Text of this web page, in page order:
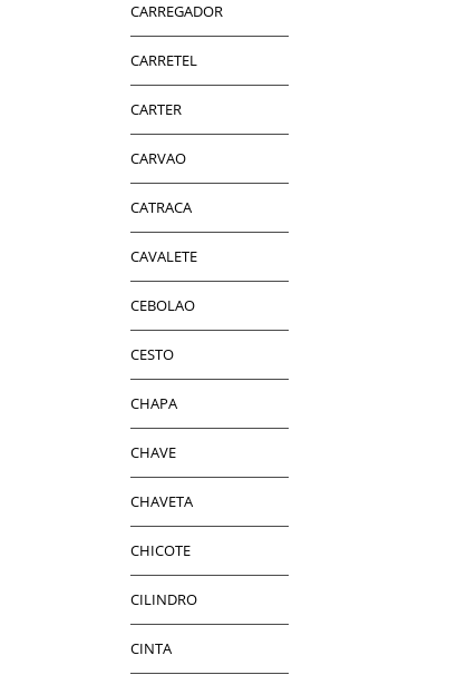
CARREGADOR
CARRETEL
CARTER
CARVAO
CATRACA
CAVALETE
CEBOLAO
CESTO
CHAPA
CHAVE
CHAVETA
CHICOTE
CILINDRO
CINTA